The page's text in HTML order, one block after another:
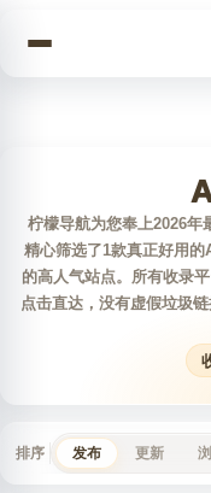
柠檬导航为您奉上2026年
精心筛选了1款真正好用
的高人气站点。所有收录
点击直达，没有虚假垃圾
排序 发布 更新